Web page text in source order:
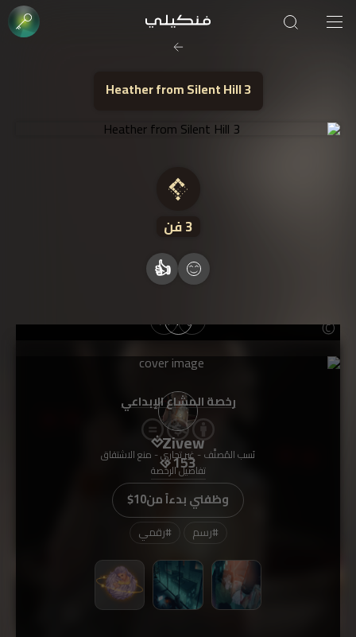
Heather from Silent Hill 3
3فن
👍
Zivew
153
وظفني بدءاً من$10
#رسم #رقمي
رخصة المشاع الإبداعي
نَسب المُصنَّف - غير تجاري - منع الاشتقاق
تفاصيل الرخصة
صورة الغلاف من فن